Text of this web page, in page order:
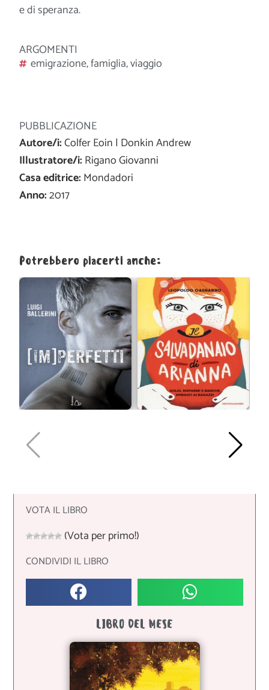
PUBBLICAZIONE
Autore/i:Colfer Eoin | Donkin Andrew
Illustratore/i:Rigano Giovanni
Casa editrice:Mondadori
Anno:2017
e di speranza.
ARGOMENTI
emigrazione,famiglia,viaggio
Potrebbero piacerti anche:
VOTA IL LIBRO
(Vota per primo!)
CONDIVIDI IL LIBRO
LIBRO DEL MESE